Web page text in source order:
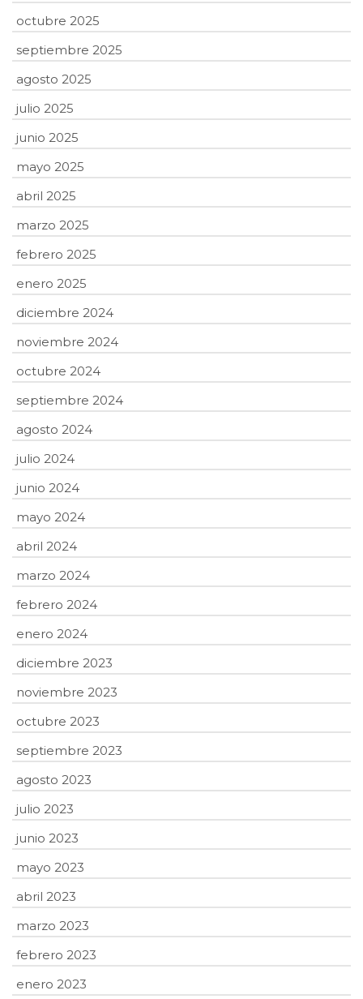
octubre 2025
septiembre 2025
agosto 2025
julio 2025
junio 2025
mayo 2025
abril 2025
marzo 2025
febrero 2025
enero 2025
diciembre 2024
noviembre 2024
octubre 2024
septiembre 2024
agosto 2024
julio 2024
junio 2024
mayo 2024
abril 2024
marzo 2024
febrero 2024
enero 2024
diciembre 2023
noviembre 2023
octubre 2023
septiembre 2023
agosto 2023
julio 2023
junio 2023
mayo 2023
abril 2023
marzo 2023
febrero 2023
enero 2023